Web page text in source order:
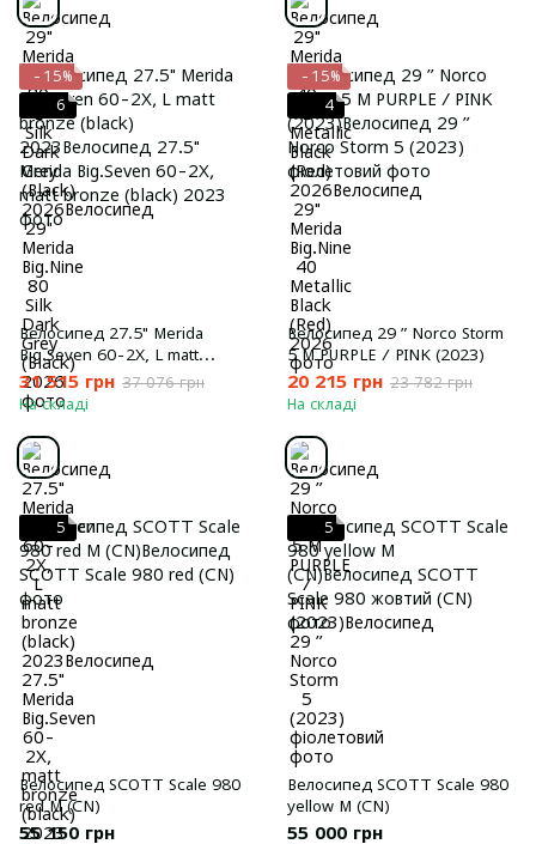
−15%
6
Велосипед 27.5" Merida
Big.Seven 60-2X, L matt
bronze (black) 2023
31 515 грн 37 076 грн
На складі
−15%
4
Велосипед 29 ” Norco Storm
5 М PURPLE / PINK (2023)
20 215 грн 23 782 грн
На складі
5
Велосипед SCOTT Scale 980
red M (CN)
55 150 грн
5
Велосипед SCOTT Scale 980
yellow M (CN)
55 000 грн